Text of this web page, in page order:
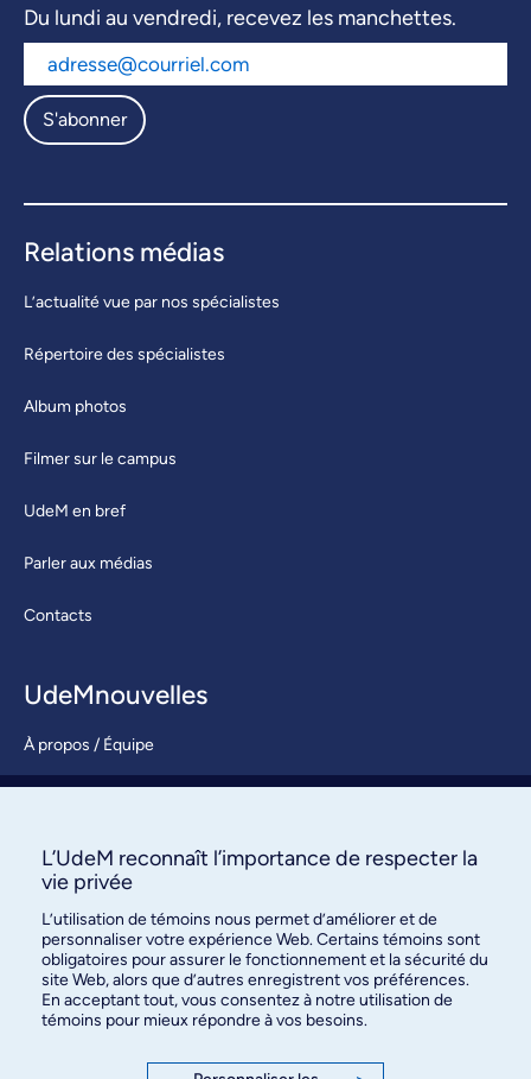
Du lundi au vendredi, recevez les manchettes.
S'abonner
Relations médias
L’actualité vue par nos spécialistes
Répertoire des spécialistes
Album photos
Filmer sur le campus
UdeM en bref
Parler aux médias
Contacts
UdeMnouvelles
À propos / Équipe
S’abonner
des relations publiques
L’UdeM reconnaît l’importance de respecter la
vie privée
L’utilisation de témoins nous permet d’améliorer et de
personnaliser votre expérience Web. Certains témoins sont
obligatoires pour assurer le fonctionnement et la sécurité du
site Web, alors que d’autres enregistrent vos préférences.
En acceptant tout, vous consentez à notre utilisation de
témoins pour mieux répondre à vos besoins.